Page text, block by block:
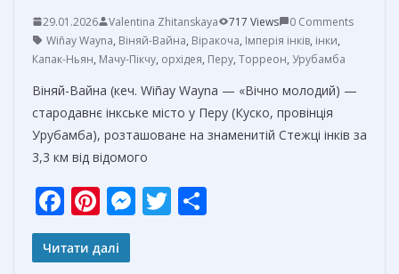
29.01.2026 Valentina Zhitanskaya 717 Views
0 Comments
Wiñay Wayna, Віняй-Вайна, Віракоча, Імперія інків, інки,
Капак-Ньян, Мачу-Пікчу, орхідея, Перу, Торреон, Урубамба
Віняй-Вайна (кеч. Wiñay Wayna — «Вічно молодий) —
стародавнє інкське місто у Перу (Куско, провінція
Урубамба), розташоване на знаменитій Стежці інків за
3,3 км від відомого
F
ac
e
Pi
nt
er
M T
Читати далі